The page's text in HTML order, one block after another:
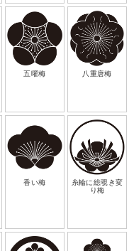
五曜梅 八重唐梅
香い梅
糸輪に総覗き変
り梅